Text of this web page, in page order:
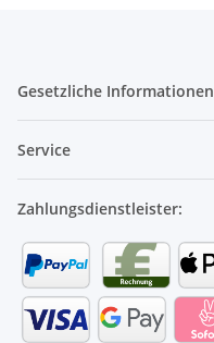
Gesetzliche Informationen
Service
Zahlungsdienstleister: